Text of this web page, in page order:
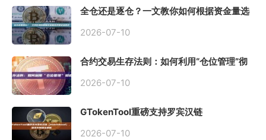
全仓还是逐仓？一文教你如何根据资金量选
2026-07-10
合约交易生存法则：如何利用“仓位管理”彻
2026-07-10
GTokenTool重磅支持罗宾汉链
2026-07-10